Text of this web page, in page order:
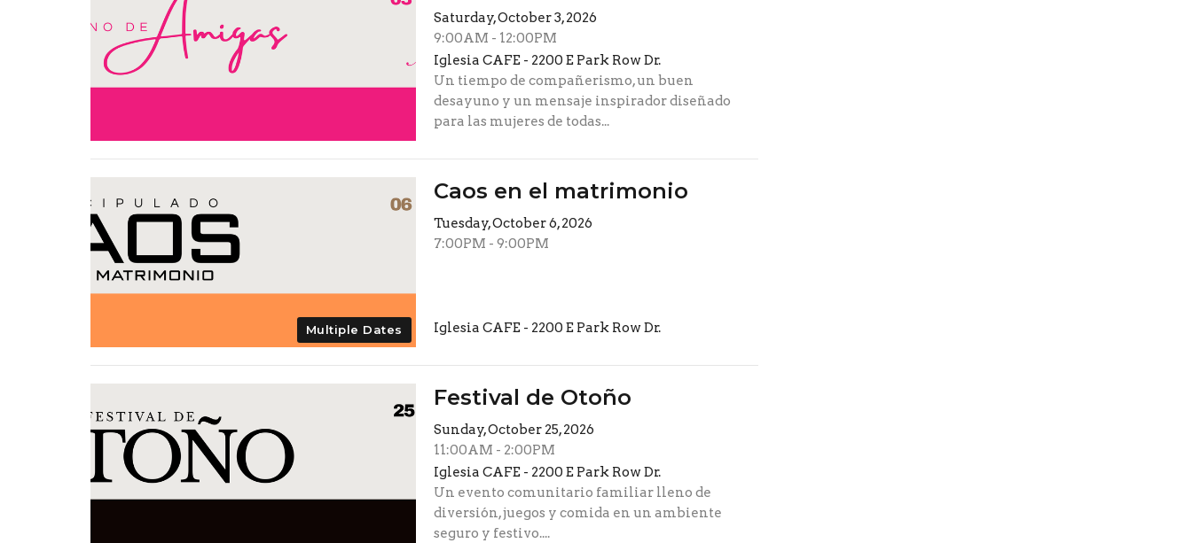
Saturday, October 3, 2026
9:00AM - 12:00PM
Iglesia CAFE - 2200 E Park Row Dr.
Un tiempo de compañerismo, un buen
desayuno y un mensaje inspirador diseñado
para las mujeres de todas...
Multiple Dates
Caos en el matrimonio
Tuesday, October 6, 2026
7:00PM - 9:00PM
Iglesia CAFE - 2200 E Park Row Dr.
Festival de Otoño
Sunday, October 25, 2026
11:00AM - 2:00PM
Iglesia CAFE - 2200 E Park Row Dr.
Un evento comunitario familiar lleno de
diversión, juegos y comida en un ambiente
seguro y festivo....